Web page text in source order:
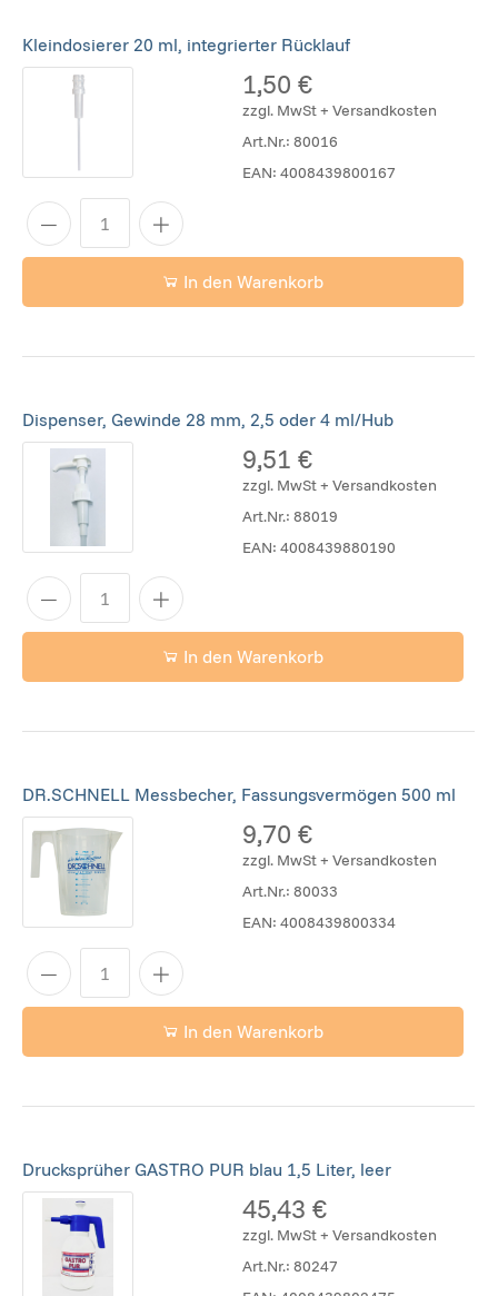
Kleindosierer 20 ml, integrierter Rücklauf
1,50 €
zzgl. MwSt + Versandkosten
Art.Nr.:80016
EAN:4008439800167
In den Warenkorb
Dispenser, Gewinde 28 mm, 2,5 oder 4 ml/Hub
9,51 €
zzgl. MwSt + Versandkosten
Art.Nr.:88019
EAN:4008439880190
In den Warenkorb
DR.SCHNELL Messbecher, Fassungsvermögen 500 ml
9,70 €
zzgl. MwSt + Versandkosten
Art.Nr.:80033
EAN:4008439800334
In den Warenkorb
Drucksprüher GASTRO PUR blau 1,5 Liter, leer
45,43 €
zzgl. MwSt + Versandkosten
Art.Nr.:80247